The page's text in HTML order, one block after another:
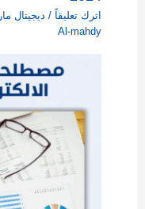
اترك تعليقاً / ديجيتال
Al-mahdy